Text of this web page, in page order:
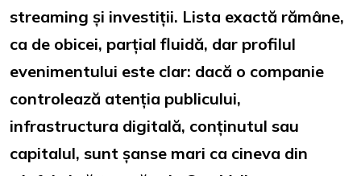
streaming și investiții. Lista exactă rămâne,
ca de obicei, parțial fluidă, dar profilul
evenimentului este clar: dacă o companie
controlează atenția publicului,
infrastructura digitală, conținutul sau
capitalul, sunt șanse mari ca cineva din